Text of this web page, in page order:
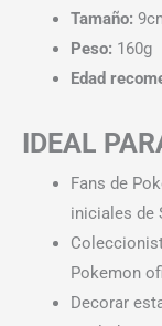
Tamaño:
Peso: 160g
Edad
IDEAL
Fans de
iniciales de
Pokemon
Decorar